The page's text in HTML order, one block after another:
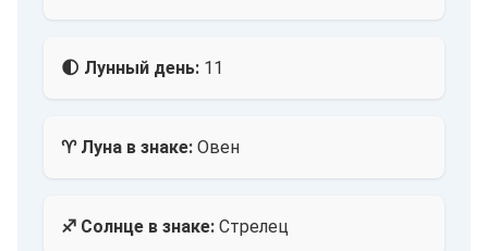
🌓 Лунный день: 11
♈ Луна в знаке: Овен
♐ Солнце в знаке: Стрелец